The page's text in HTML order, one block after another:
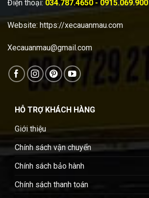
Điện thoại: 034.787.4650 - 0915.069.900
Website: https://xecauanmau.com
Xecauanmau@gmail.com
HỖ TRỢ KHÁCH HÀNG
Giới thiệu
Chính sách vận chuyển
Chính sách bảo hành
Chính sách thanh toán